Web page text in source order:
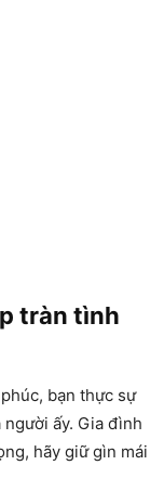
tràn tình
bạn thực sự
ấy. Gia đình
hãy giữ gìn mái